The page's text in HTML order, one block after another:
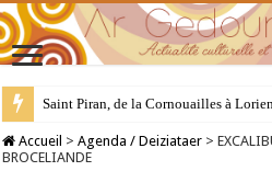
Saint Piran, de la Cornouailles à
28 juillet : Saint Samson de Dol, père
Accueil > Agenda / Deiziataer >
BROCELIANDE